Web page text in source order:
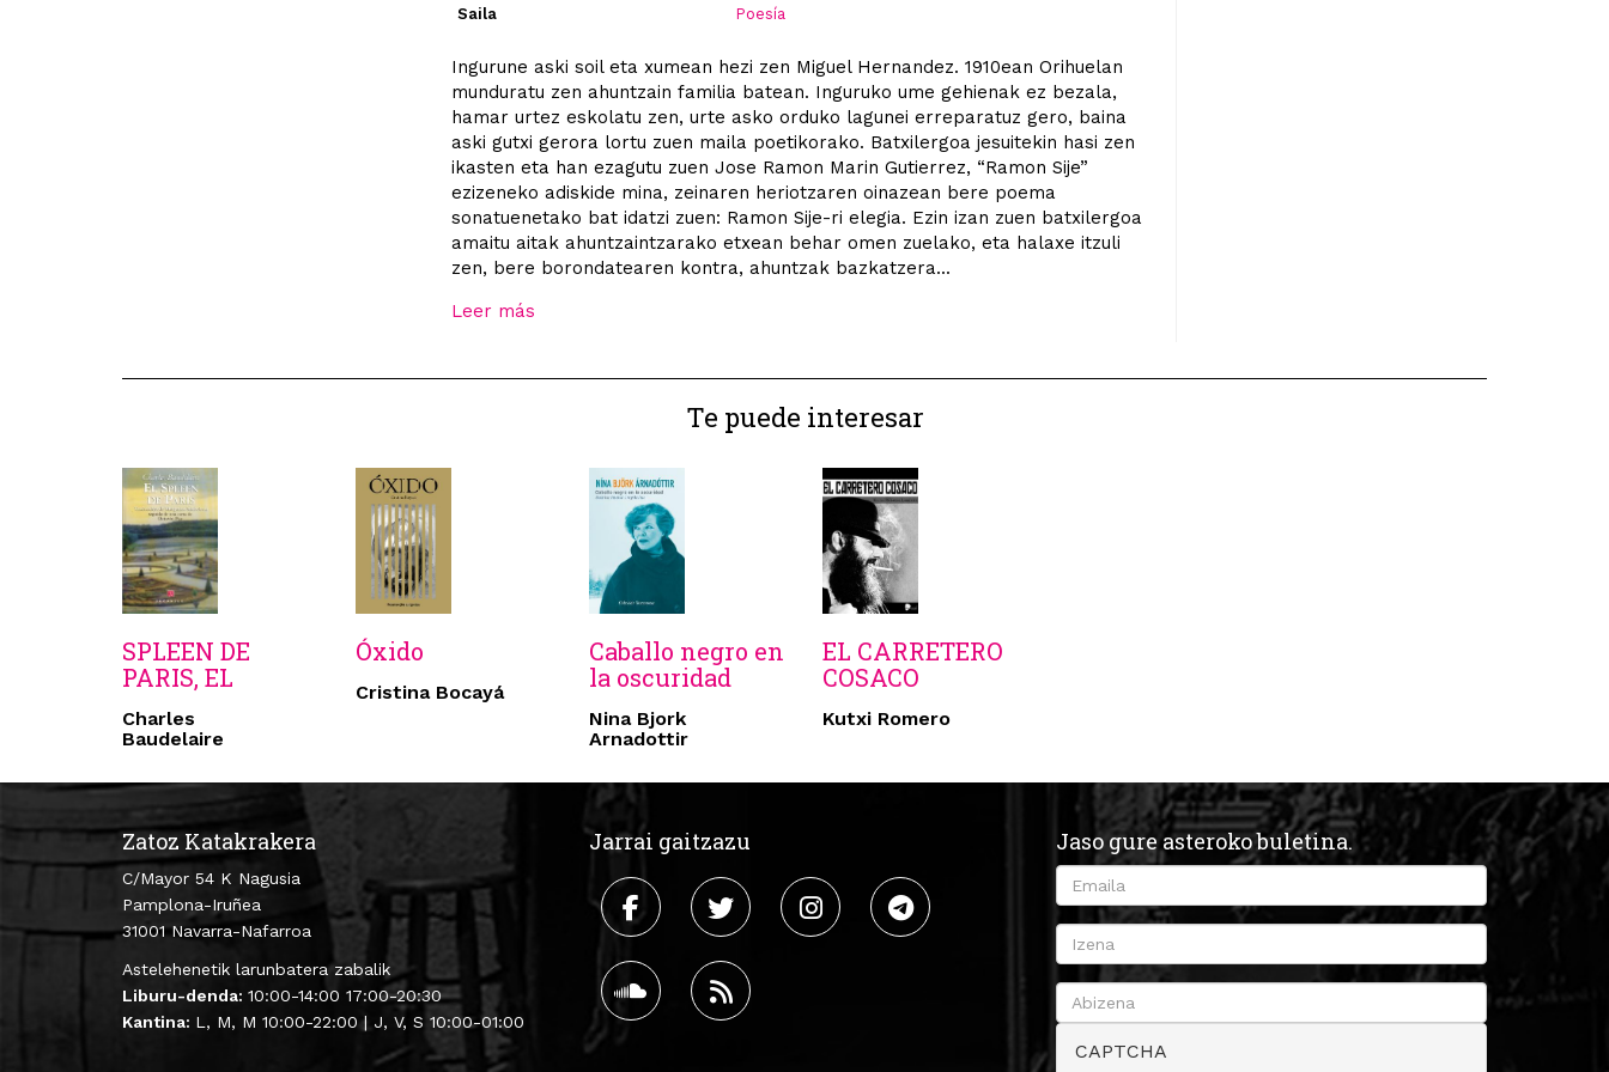
Saila
Poesía
Ingurune aski soil eta xumean hezi zen Miguel Hernandez. 1910ean Orihuelan
munduratu zen ahuntzain familia batean. Inguruko ume gehienak ez bezala,
hamar urtez eskolatu zen, urte asko orduko lagunei erreparatuz gero, baina
aski gutxi gerora lortu zuen maila poetikorako. Batxilergoa jesuitekin hasi zen
ikasten eta han ezagutu zuen Jose Ramon Marin Gutierrez, “Ramon Sije”
ezizeneko adiskide mina, zeinaren heriotzaren oinazean bere poema
sonatuenetako bat idatzi zuen: Ramon Sije-ri elegia. Ezin izan zuen batxilergoa
amaitu aitak ahuntzaintzarako etxean behar omen zuelako, eta halaxe itzuli
zen, bere borondatearen kontra, ahuntzak bazkatzera...
Leer más
Te puede interesar
SPLEEN DE
PARIS, EL
Charles
Baudelaire
Óxido
Cristina Bocayá
Caballo negro en
la oscuridad
Nina Bjork
Arnadottir
EL CARRETERO
COSACO
Kutxi Romero
Zatoz Katakrakera
C/Mayor 54 K Nagusia
Pamplona-Iruñea
31001 Navarra-Nafarroa
Astelehenetik larunbatera zabalik
Liburu-denda: 10:00-14:00 17:00-20:30
Kantina: L, M, M 10:00-22:00 | J, V, S 10:00-01:00
Jarrai gaitzazu Jaso gure asteroko buletina.
CAPTCHA